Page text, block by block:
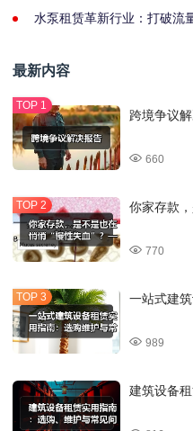
水泵租赁革新行业：打破流
最新内容
跨境争议
660
你家存款
770
一站式建
989
建筑设备